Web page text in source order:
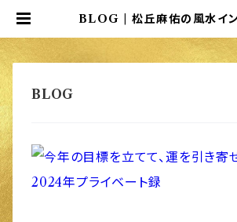
BLOG | 松丘麻佑の風水イ